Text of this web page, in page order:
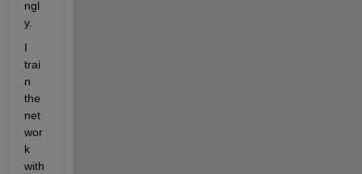
ngl
y.
I
trai
n
the
net
wor
k
with